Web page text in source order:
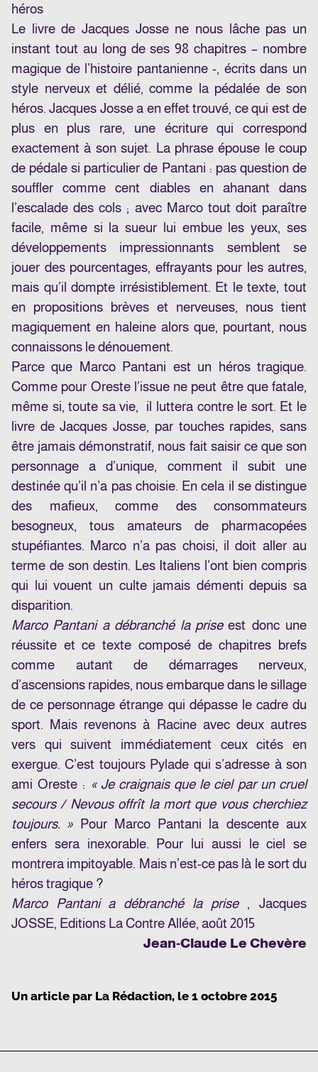
héros
Le livre de Jacques Josse ne nous lâche pas un
instant tout au long de ses 98 chapitres – nombre
magique de l’histoire pantanienne -, écrits dans un
style nerveux et délié, comme la pédalée de son
héros. Jacques Josse a en effet trouvé, ce qui est de
plus en plus rare, une écriture qui correspond
exactement à son sujet. La phrase épouse le coup
de pédale si particulier de Pantani : pas question de
souffler comme cent diables en ahanant dans
l’escalade des cols ; avec Marco tout doit paraître
facile, même si la sueur lui embue les yeux, ses
développements impressionnants semblent se
jouer des pourcentages, effrayants pour les autres,
mais qu’il dompte irrésistiblement. Et le texte, tout
en propositions brèves et nerveuses, nous tient
magiquement en haleine alors que, pourtant, nous
connaissons le dénouement.
Parce que Marco Pantani est un héros tragique.
Comme pour Oreste l’issue ne peut être que fatale,
même si, toute sa vie, il luttera contre le sort. Et le
livre de Jacques Josse, par touches rapides, sans
être jamais démonstratif, nous fait saisir ce que son
personnage a d’unique, comment il subit une
destinée qu’il n’a pas choisie. En cela il se distingue
des mafieux, comme des consommateurs
besogneux, tous amateurs de pharmacopées
stupéfiantes. Marco n’a pas choisi, il doit aller au
terme de son destin. Les Italiens l’ont bien compris
qui lui vouent un culte jamais démenti depuis sa
disparition.
Marco Pantani a débranché la priseest donc une
réussite et ce texte composé de chapitres brefs
comme autant de démarrages nerveux,
d’ascensions rapides, nous embarque dans le sillage
de ce personnage étrange qui dépasse le cadre du
sport. Mais revenons à Racine avec deux autres
vers qui suivent immédiatement ceux cités en
exergue. C’est toujours Pylade qui s’adresse à son
ami Oreste : « Je craignais que le ciel par un cruel
secours / Nevous offrît la mort que vous cherchiez
toujours. »Pour Marco Pantani la descente aux
enfers sera inexorable. Pour lui aussi le ciel se
montrera impitoyable. Mais n’est-ce pas là le sort du
héros tragique ?
Marco Pantani a débranché la prise, Jacques
JOSSE, Editions La Contre Allée, août 2015
Jean-Claude Le Chevère
Un article par La Rédaction, le 1 octobre 2015